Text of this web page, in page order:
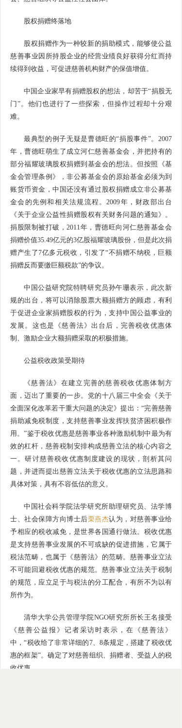
股权捐赠终落地
股权捐赠作为一种较新的捐助模式，能够使公益
慈善事业因所持股企业的经营业绩良好获得分红而持
续得到收益，可促进慈善机构财产的保值增值。
中国企业家早有捐赠股权的想法，却苦于“捐股无
门”。他们也进行了一些探索，但操作过程却十分艰
难。
最典型的例子无疑是曹德旺的“捐股事件”。2007
年，曹德旺萌生了成立河仁慈善基金会，并把持有的
部分福耀玻璃股权捐赠到基金会的想法。但按照《基
金会管理条例》，非公募基金会的原始基金必须为到
账货币资金，中国还没有通过股权捐赠成立非公募基
金会的先例和相关法规流程。2009年，财政部出台
《关于企业公益性捐赠股权有关财务问题的通知》。
捐股限制被打破，2011年，曹德旺向河仁慈善基金会
捐赠价值35.49亿元的3亿股福耀玻璃股份，但是此次捐
赠产生了7亿多元税收，引发了“不捐赠不纳税，巨额
捐赠反而要缴巨额税款”的争议。
中国公益研究院特聘研究员孙午珊表示，此次新
规的出台，将可以消除股票大额捐赠方的顾虑，有利
于促进企业家捐赠股权的行为，支持中国公益事业的
发展。这也是《慈善法》出台后，完善税收优惠体
制、激励企业大额捐赠采取的积极措施。
公益税收政策受期待
《慈善法》在建立完善的慈善税收优惠体制方
面，迈出了重要的一步。党的十八届三中全会《关于
全面深化改革若干重大问题的决定》提出：“完善慈善
捐助减免税制度，支持慈善事业发挥扶贫济困积极作
用。”鉴于税收优惠是慈善事业各种激励机制中最为有
效的杠杆，慈善税制安排构成慈善立法的核心内容之
一。研讨慈善税收优惠制度建设的现状，剖析其问
题，并进而提出慈善立法关于税收优惠的立法思路和
具体对策，具有不容低估的意义。
中国社会科学院法学研究所助理研究员、法学博
士、社会保障方向博士后栗燕杰认为，对慈善事业给
予相应的税收减免，是世界各国通行做法。税收优惠
是支持慈善事业发展的不可或缺的促进措施，它属于
税法范畴，也属于《慈善法》的范畴。慈善事业立法
不可能回避税收优惠的规范。慈善事业立法关于税制
的规范，应立足于与税法的分工配合，有所不为以有
所作为。
清华大学公共管理学院NGO研究所所长王名接受
《慈善公益报》记者采访时表示，在《慈善法》
中，“税收给了非常详细的7、8条规定，搭建了税收优
惠的框架”。确定了对慈善组织、捐赠者、受益人的税
收优惠。